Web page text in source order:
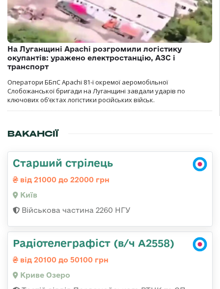
На Луганщині Apachi розгромили логістику
окупантів: уражено електростанцію, АЗС і
транспорт
Оператори ББпС Apachi 81-ї окремої аеромобільної
Слобожанської бригади на Луганщині завдали ударів по
ключових об’єктах логістики російських військ.
ВАКАНСІЇ
Старший стрілець
від 21000 до 22000 грн
Київ
Військова частина 2260 НГУ
Радіотелеграфіст (в/ч А2558)
від 20100 до 50100 грн
Криве Озеро